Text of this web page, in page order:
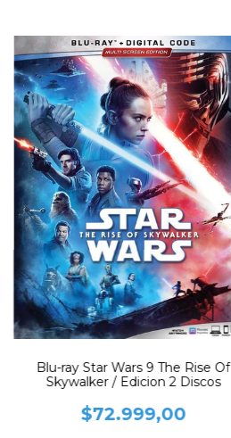
Blu-ray Star Wars 9 The Rise Of
Skywalker / Edicion 2 Discos
$72.999,00